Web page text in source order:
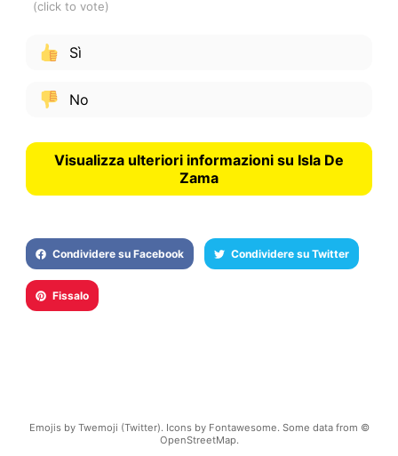
Sì
No
Visualizza ulteriori informazioni su Isla De
Zama
Condividere su Facebook Condividere su Twitter
Fissalo
Emojis by Twemoji (Twitter). Icons by Fontawesome. Some data from ©
OpenStreetMap.